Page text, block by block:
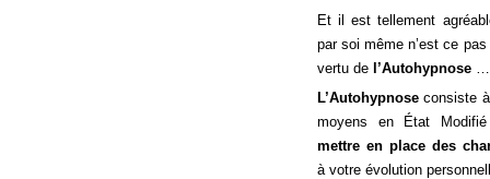
Et il est tellement
par soi même n’est ce
vertu de l’Autohypnose
L’Autohypnose consiste
moyens en État
mettre en place des
à votre évolution